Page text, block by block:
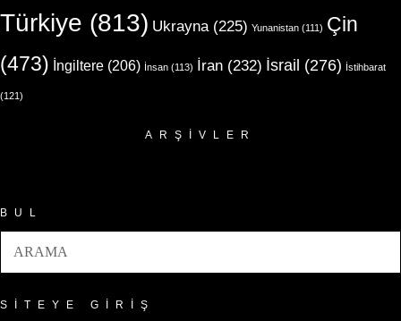
Türkiye (813) Ukrayna(225) Yunanistan (111) Çin
(473) İngiltere (206) İnsan (113) İran (232) İsrail (276) İstihbarat
(121)
ARŞIVLER
BUL
SITEYE GIRIŞ